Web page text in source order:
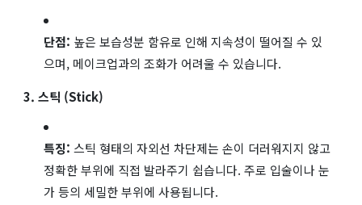
단점: 높은 보습성분 함유로 인해 지속성이 떨어질 수 있
으며, 메이크업과의 조화가 어려울 수 있습니다.
3. 스틱 (Stick)
특징: 스틱 형태의 자외선 차단제는 손이 더러워지지 않고
정확한 부위에 직접 발라주기 쉽습니다. 주로 입술이나 눈
가 등의 세밀한 부위에 사용됩니다.